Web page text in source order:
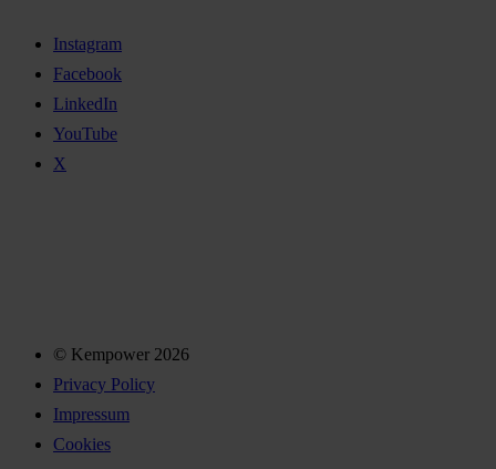
Instagram
Facebook
LinkedIn
YouTube
X
© Kempower 2026
Privacy Policy
Impressum
Cookies